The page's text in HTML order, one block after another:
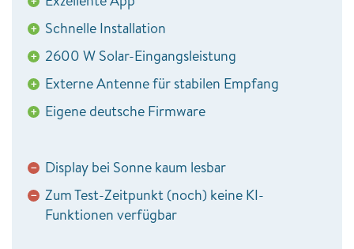
+ Schnelle Installation
+ 2600 W Solar-Eingangsleistung
+ Externe Antenne für stabilen Empfang
+ Eigene deutsche Firmware
− Display bei Sonne kaum lesbar
− Zum Test-Zeitpunkt (noch) keine KI-
Funktionen verfügbar